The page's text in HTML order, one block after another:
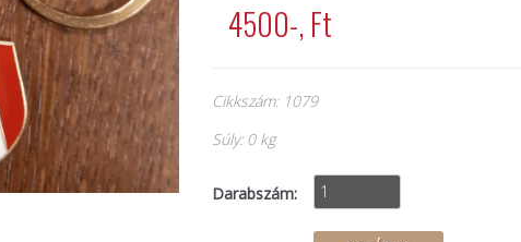
4500-, Ft
Cikkszám: 1079
Súly: 0 kg
Darabszám: